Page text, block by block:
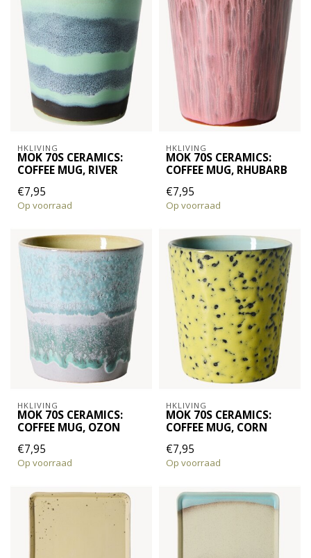
HKLIVING
MOK 70S CERAMICS:
COFFEE MUG, RIVER
€7,95
Op voorraad
HKLIVING
MOK 70S CERAMICS:
COFFEE MUG, RHUBARB
€7,95
Op voorraad
HKLIVING
MOK 70S CERAMICS:
COFFEE MUG, OZON
€7,95
Op voorraad
HKLIVING
MOK 70S CERAMICS:
COFFEE MUG, CORN
€7,95
Op voorraad